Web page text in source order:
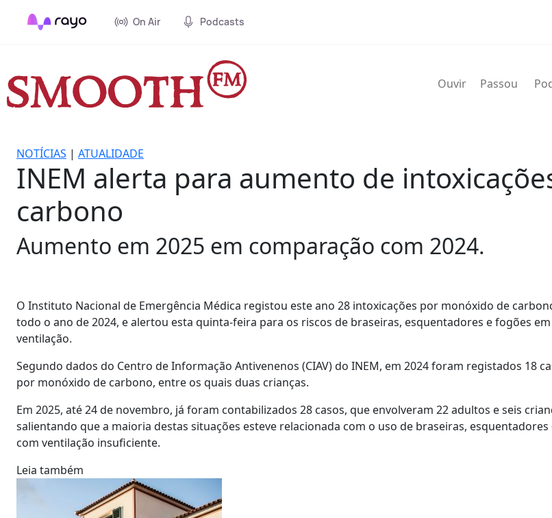
On Air Podcasts
Ouvir Passou
NOTÍCIAS | ATUALIDADE
INEM alerta para aumento de
carbono
Aumento em 2025 em comparação com 2024.
O Instituto Nacional de Emergência Médica registou este ano 28 intoxicações por monóxido de
todo o ano de 2024, e alertou esta quinta-feira para os riscos de braseiras, esquentadores e fogões
ventilação.
Segundo dados do Centro de Informação Antivenenos (CIAV) do INEM, em 2024 foram registados 18
por monóxido de carbono, entre os quais duas crianças.
Em 2025, até 24 de novembro, já foram contabilizados 28 casos, que envolveram 22 adultos e seis
salientando que a maioria destas situações esteve relacionada com o uso de braseiras,
com ventilação insuficiente.
Leia também